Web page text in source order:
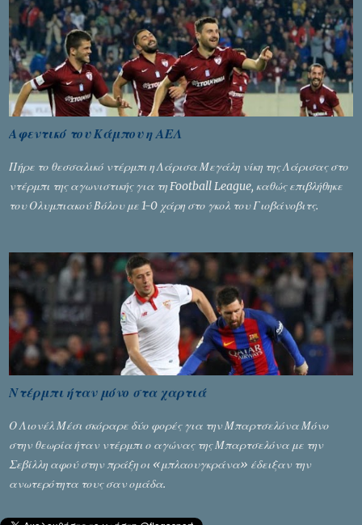
Αφεντικό του Κάμπου η ΑΕΛ
Πήρε το θεσσαλικό ντέρμπι η Λάρισα Μεγάλη νίκη της Λάρισας στο
ντέρμπι της αγωνιστικής για τη Football League, καθώς επιβλήθηκε
του Ολυμπιακού Βόλου με 1-0 χάρη στο γκολ του Γιοβάνοβιτς.
Ντέρμπι ήταν μόνο στα χαρτιά
Ο Λιονέλ Μέσι σκόραρε δύο φορές για την Μπαρτσελόνα Μόνο
στην θεωρία ήταν ντέρμπι ο αγώνας της Μπαρτσελόνα με την
Σεβίλλη αφού στην πράξη οι «μπλαουγκράνα» έδειξαν την
ανωτερότητα τους σαν ομάδα.